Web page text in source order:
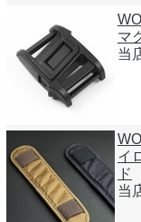
マ
当
イ
ド
当